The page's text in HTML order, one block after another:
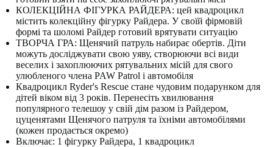
КОЛЕКЦІЙНА ФІГУРКА РАЙДЕРА: цей квадроцикл
містить колекційну фігурку Райдера. У своїй фірмовій
формі та шоломі Райдер готовий врятувати ситуацію
ТВОРЧА ГРА: Щенячий патруль набирає обертів. Діти
можуть досліджувати свою уяву, створюючи всі види
веселих і захоплюючих рятувальних місій для свого
улюбленого члена PAW Patrol і автомобіля
Квадроцикл Ryder's Rescue стане чудовим подарунком для
дітей віком від 3 років. Перенесіть хвилювання
популярного телешоу у свій дім разом із Райдером,
цуценятами Щенячого патруля та їхніми автомобілями
(кожен продається окремо)
Включає: 1 фігурку Райдера, 1 квадроцикл